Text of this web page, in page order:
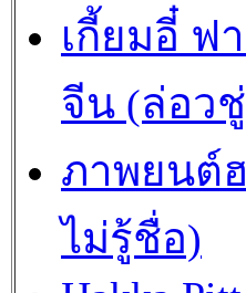
เกี้ยมอี๋ ฟ
จีน (ล่อว
ภาพยนต์
ไม่รู้ชื่อ)